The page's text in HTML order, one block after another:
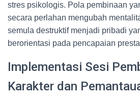
stres psikologis. Pola pembinaan
secara perlahan mengubah
semula destruktif menjadi pribadi
berorientasi pada pencapaian
Implementasi Sesi
Karakter dan